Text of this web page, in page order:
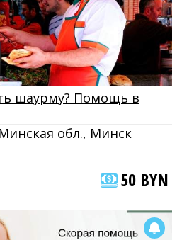
шаурму? Помощь в
обл., Минск
50 BYN